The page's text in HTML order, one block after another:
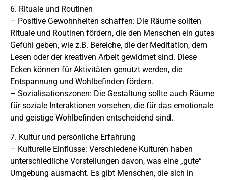
6. Rituale und Routinen
– Positive Gewohnheiten schaffen: Die Räume sollten
Rituale und Routinen fördern, die den Menschen ein gutes
Gefühl geben, wie z.B. Bereiche, die der Meditation, dem
Lesen oder der kreativen Arbeit gewidmet sind. Diese
Ecken können für Aktivitäten genutzt werden, die
Entspannung und Wohlbefinden fördern.
– Sozialisationszonen: Die Gestaltung sollte auch Räume
für soziale Interaktionen vorsehen, die für das emotionale
und geistige Wohlbefinden entscheidend sind.
7. Kultur und persönliche Erfahrung
– Kulturelle Einflüsse: Verschiedene Kulturen haben
unterschiedliche Vorstellungen davon, was eine „gute“
Umgebung ausmacht. Es gibt Menschen, die sich in